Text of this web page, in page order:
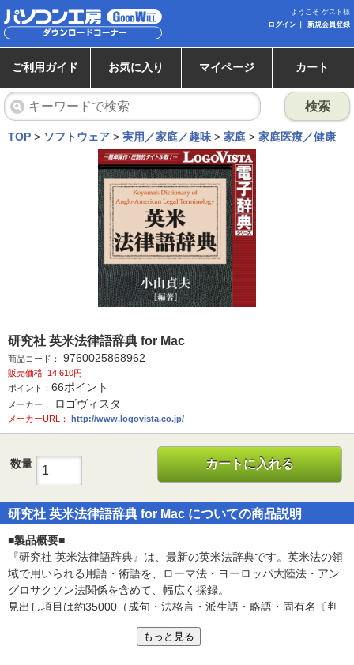
ようこそ ゲスト様
ログイン
新規会員登録
ご利用ガイド お気に入り マイページ カート
検索
TOP > ソフトウェア > 実用／家庭／趣味 > 家庭 > 家庭医療／健康
研究社 英米法律語辞典 for Mac
商品コード： 9760025868962
販売価格 14,610円
ポイント： 66ポイント
メーカー： ロゴヴィスタ
メーカーURL： http://www.logovista.co.jp/
数量 カートに入れる
研究社 英米法律語辞典 for Mac についての商品説明
■製品概要■
『研究社 英米法律語辞典』は、最新の英米法辞典です。英米法の領
域で用いられる用語・術語を、ローマ法・ヨーロッパ大陸法・アン
グロサクソン法関係を含めて、幅広く採録。
見出し項目は約35000（成句・法格言・派生語・略語・固有名〔判
法律専門語のみならず、法律関係の文献や報道記事を読む上で有用
もっと見る